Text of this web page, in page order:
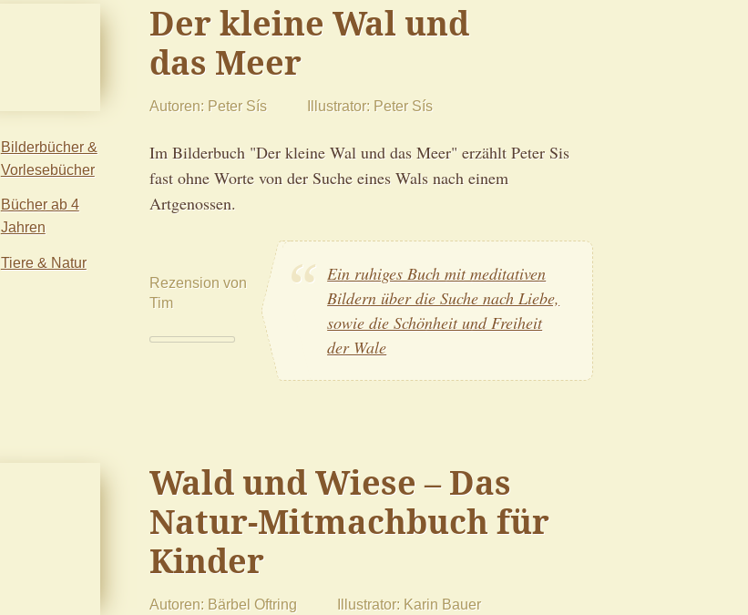
Der kleine Wal und
das Meer
Autoren Peter Sís Illustrator Peter Sís
Im Bilderbuch "Der kleine Wal und das Meer" erzählt Peter Sis
fast ohne Worte von der Suche eines Wals nach einem
Artgenossen.
Rezension von
Tim
Ein ruhiges Buch mit meditativen
Bildern über die Suche nach Liebe,
sowie die Schönheit und Freiheit
der Wale
Bilderbücher &
Vorlesebücher
Bücher ab 4
Jahren
Tiere & Natur
Wald und Wiese – Das
Natur-Mitmachbuch für
Kinder
Autoren Bärbel Oftring Illustrator Karin Bauer